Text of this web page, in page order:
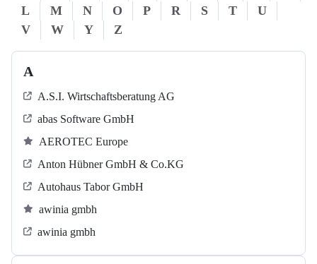
L
M N O P R S T
U
V
W Y Z
A
A.S.I. Wirtschaftsberatung AG
abas Software GmbH
AEROTEC Europe
Anton Hübner GmbH & Co.KG
Autohaus Tabor GmbH
awinia gmbh
awinia gmbh